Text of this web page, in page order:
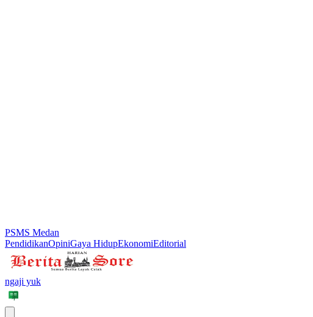
PSMS Medan
PendidikanOpiniGaya HidupEkonomiEditorial
ngaji yuk